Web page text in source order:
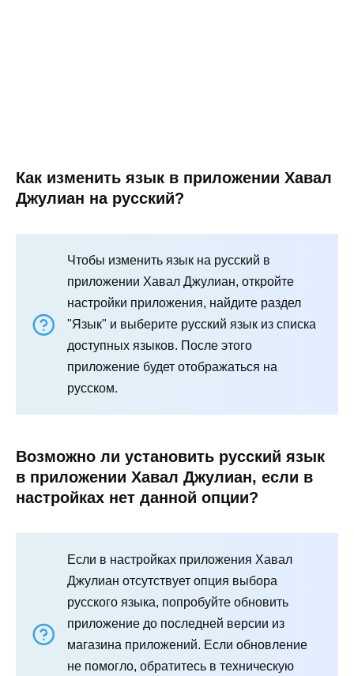
Как изменить язык в приложении Хавал
Джулиан на русский?
Чтобы изменить язык на русский в
приложении Хавал Джулиан, откройте
настройки приложения, найдите раздел
"Язык" и выберите русский язык из списка
доступных языков. После этого
приложение будет отображаться на
русском.
Возможно ли установить русский язык
в приложении Хавал Джулиан, если в
настройках нет данной опции?
Если в настройках приложения Хавал
Джулиан отсутствует опция выбора
русского языка, попробуйте обновить
приложение до последней версии из
магазина приложений. Если обновление
не помогло, обратитесь в техническую